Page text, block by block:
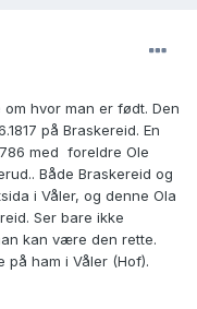
hvor man er født. Den
på Braskereid. En
med foreldre Ole
Både Braskereid og
i Våler, og denne Ola
Ser bare ikke
kan være den rette.
på ham i Våler (Hof).